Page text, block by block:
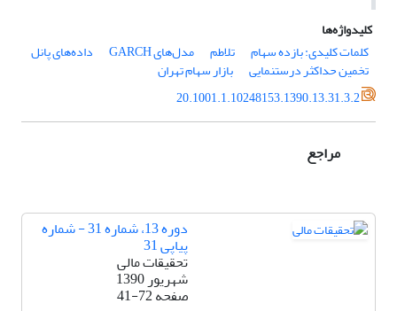
کلیدواژه‌ها
کلمات کلیدی: بازده سهام
تلاطم مدل‌های GARCH داده‌های پانل
تخمین حداکثر درستنمایی
بازار سهام تهران
20.1001.1.10248153.1390.13.31.3.2
مراجع
دوره 13، شماره 31 - شماره
پیاپی 31
تحقیقات مالی
شهریور 1390
صفحه41-72